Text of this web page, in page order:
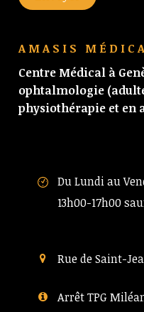
AMASIS
Centre Médical à
ophtalmologie
physiothérapie et en
Du Lundi au
13h00-17h00
Rue de Saint-
Arrêt TPG